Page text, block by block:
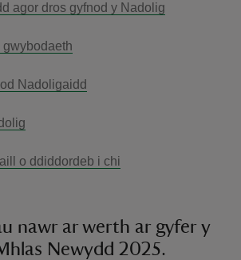
agor dros gyfnod y Nadolig
gwybodaeth
Nadoligaidd
o ddiddordeb i chi
nawr ar werth ar gyfer y
Newydd 2025.